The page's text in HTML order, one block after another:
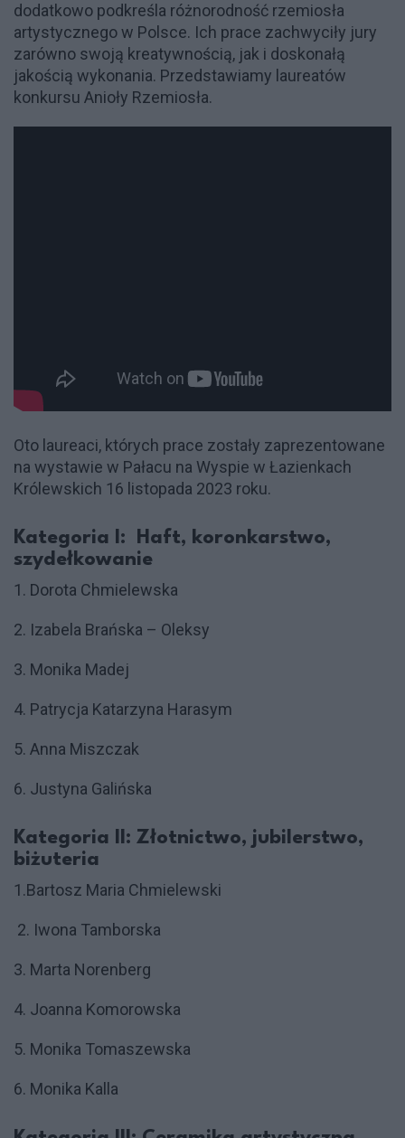
dodatkowo podkreśla różnorodność rzemiosła
artystycznego w Polsce. Ich prace zachwyciły jury
zarówno swoją kreatywnością, jak i doskonałą
jakością wykonania. Przedstawiamy laureatów
konkursu Anioły Rzemiosła.
Oto laureaci, których prace zostały zaprezentowane
na wystawie w Pałacu na Wyspie w Łazienkach
Królewskich 16 listopada 2023 roku.
Kategoria I: Haft, koronkarstwo,
szydełkowanie
1. Dorota Chmielewska
2. Izabela Brańska – Oleksy
3. Monika Madej
4. Patrycja Katarzyna Harasym
5. Anna Miszczak
6. Justyna Galińska
Kategoria II: Złotnictwo, jubilerstwo,
biżuteria
1.Bartosz Maria Chmielewski
2. Iwona Tamborska
3. Marta Norenberg
4. Joanna Komorowska
5. Monika Tomaszewska
6. Monika Kalla